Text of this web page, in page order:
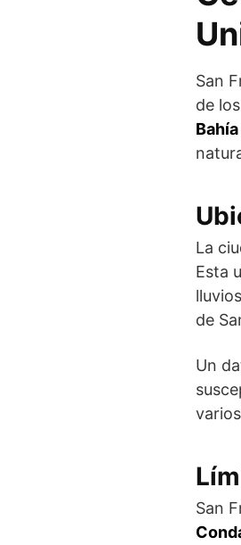
San
de
La
Esta
de
Un
San